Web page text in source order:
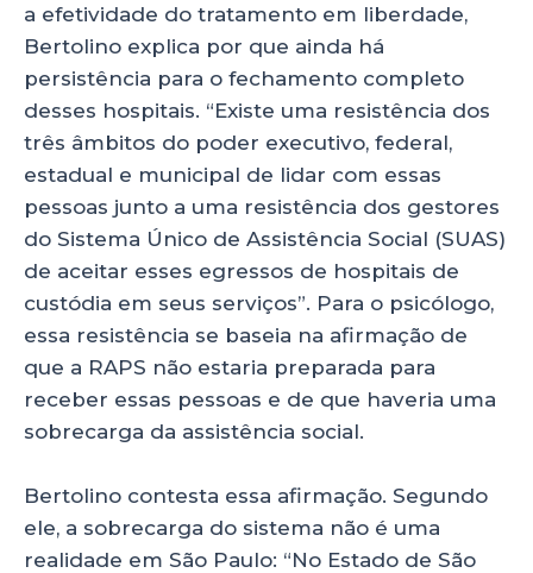
a efetividade do tratamento em liberdade,
Bertolino explica por que ainda há
persistência para o fechamento completo
desses hospitais. “Existe uma resistência dos
três âmbitos do poder executivo, federal,
estadual e municipal de lidar com essas
pessoas junto a uma resistência dos gestores
do Sistema Único de Assistência Social (SUAS)
de aceitar esses egressos de hospitais de
custódia em seus serviços”. Para o psicólogo,
essa resistência se baseia na afirmação de
que a RAPS não estaria preparada para
receber essas pessoas e de que haveria uma
sobrecarga da assistência social.
Bertolino contesta essa afirmação. Segundo
ele, a sobrecarga do sistema não é uma
realidade em São Paulo: “No Estado de São